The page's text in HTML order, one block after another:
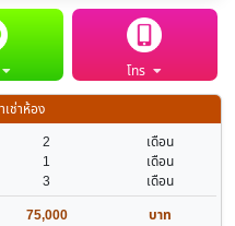
โทร
ช่าห้อง
2
เดือน
1
เดือน
3
เดือน
75,000 บาท